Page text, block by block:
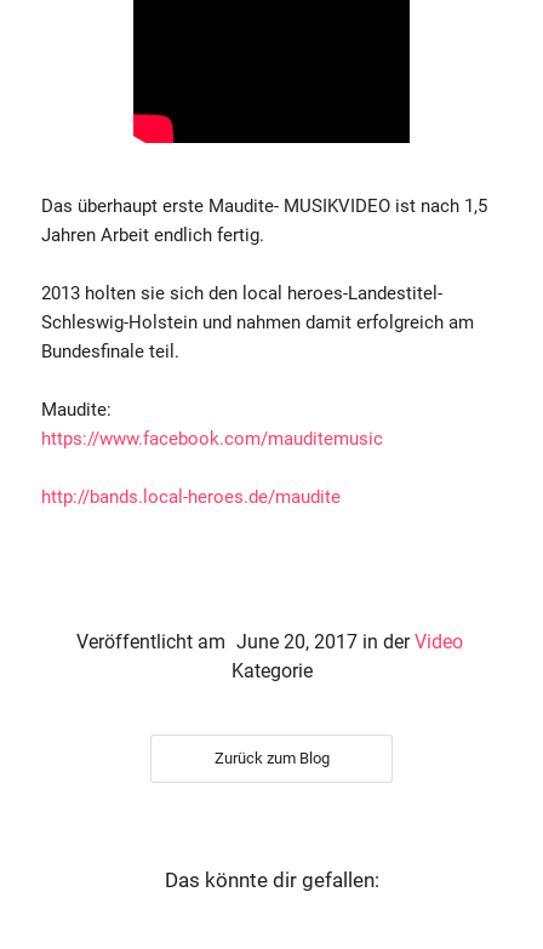
Das überhaupt erste Maudite- MUSIKVIDEO ist nach 1,5
Jahren Arbeit endlich fertig.
2013 holten sie sich den local heroes-Landestitel-
Schleswig-Holstein und nahmen damit erfolgreich am
Bundesfinale teil.
Maudite:
https://www.facebook.com/mauditemusic
http://bands.local-heroes.de/maudite
Veröffentlicht am June 20, 2017 in der Video
Kategorie
Zurück zum Blog
Das könnte dir gefallen: